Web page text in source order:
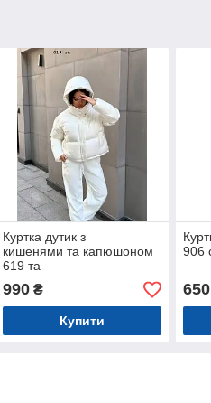
Куртка дутик з
кишенями та капюшоном
619 та
990₴
Купити
906
650